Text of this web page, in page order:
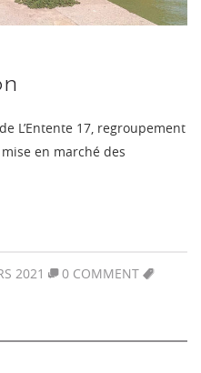
L’Entente 17, regroupement
en marché des
2021 0 COMMENT